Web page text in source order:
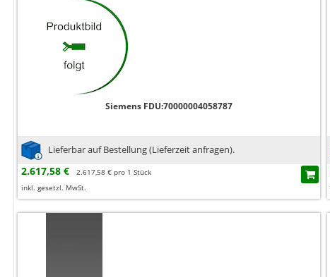
Siemens FDU:70000004058787
Lieferbar auf Bestellung (Lieferzeit anfragen).
2.617,58 €
2.617,58 € pro 1 Stück
inkl. gesetzl. MwSt.